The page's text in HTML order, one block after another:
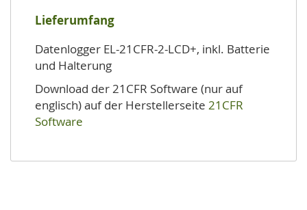
Lieferumfang
Datenlogger EL-21CFR-2-LCD+, inkl. Batterie
und Halterung
Download der 21CFR Software (nur auf
englisch) auf der Herstellerseite 21CFR
Software